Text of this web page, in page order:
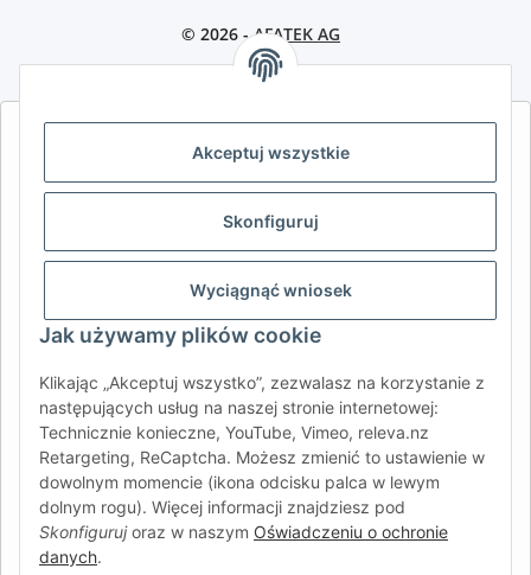
Akceptuj wszystkie
Skonfiguruj
Wyciągnąć wniosek
Jak używamy plików cookie
Klikając „Akceptuj wszystko”, zezwalasz na korzystanie z
następujących usług na naszej stronie internetowej:
Technicznie konieczne, YouTube, Vimeo, releva.nz
Retargeting, ReCaptcha. Możesz zmienić to ustawienie w
dowolnym momencie (ikona odcisku palca w lewym
dolnym rogu). Więcej informacji znajdziesz pod
Skonfigurujoraz w naszym Oświadczeniu o ochronie
danych.
© 2026 -AFATEK AG
REGION & LANGUAGE | CHOISIR LA RÉGION ET LA LANGUE
CH (IT) BE (NL) BE (FR) NL
IT ES DK
UK NZ USA
SE
RO HR
AFATEK International| Twój partner w zakresie części
zamiennych do przyczep i pojazdów samochodowych